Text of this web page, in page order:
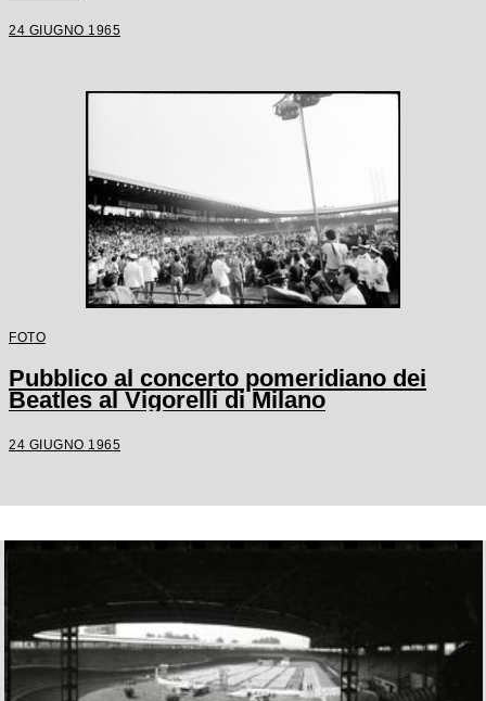
24 GIUGNO 1965
FOTO
Pubblico al concerto pomeridiano dei
Beatles al Vigorelli di Milano
24 GIUGNO 1965